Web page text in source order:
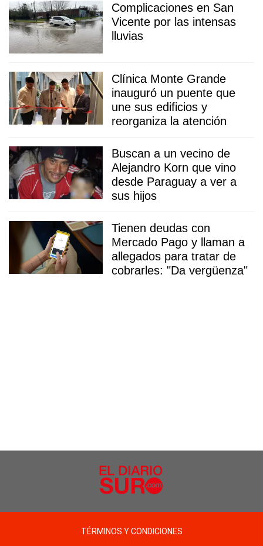
Complicaciones en San
Vicente por las intensas
lluvias
Clínica Monte Grande
inauguró un puente que
une sus edificios y
reorganiza la atención
Buscan a un vecino de
Alejandro Korn que vino
desde Paraguay a ver a
sus hijos
Tienen deudas con
Mercado Pago y llaman a
allegados para tratar de
cobrarles: "Da vergüenza"
TÉRMINOS Y CONDICIONES